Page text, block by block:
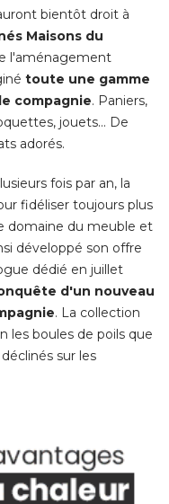
bientôt droit à
Maisons du
l'aménagement
toute une gamme
compagnie. Paniers,
jouets... De
adorés.
fois par an, la
fidéliser toujours plus
domaine du meuble et
développé son offre
dédié en juillet
d'un nouveau
. La collection
les boules de poils que
sur les